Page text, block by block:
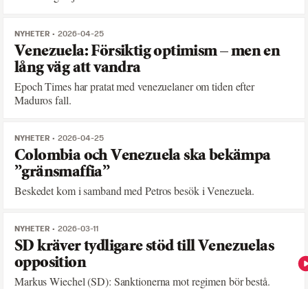
NYHETER 2026-04-25
Venezuela: Försiktig optimism – men en
lång väg att vandra
Epoch Times har pratat med venezuelaner om tiden efter
Maduros fall.
NYHETER 2026-04-25
Colombia och Venezuela ska bekämpa
”gränsmaffia”
Beskedet kom i samband med Petros besök i Venezuela.
NYHETER 2026-03-11
SD kräver tydligare stöd till Venezuelas
opposition
Markus Wiechel (SD): Sanktionerna mot regimen bör bestå.